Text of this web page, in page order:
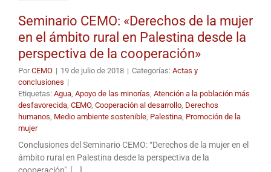
Seminario CEMO: «Derechos de la mujer
en el ámbito rural en Palestina desde la
perspectiva de la cooperación»
PorCEMO | 19 de julio de 2018 | Categorías: Actas y
conclusiones |
Etiquetas: Agua, Apoyo de las minorías, Atención a la población más
desfavorecida, CEMO, Cooperación al desarrollo, Derechos
humanos, Medio ambiente sostenible, Palestina, Promoción de la
mujer
Conclusiones del Seminario CEMO: “Derechos de la mujer en el
ámbito rural en Palestina desde la perspectiva de la